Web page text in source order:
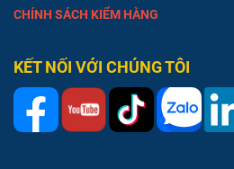
CHÍNH SÁCH KIỂM HÀNG
KẾT NỐI VỚI CHÚNG TÔI